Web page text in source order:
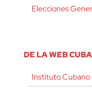
Elecciones
DE LA WEB
Instituto Cubano